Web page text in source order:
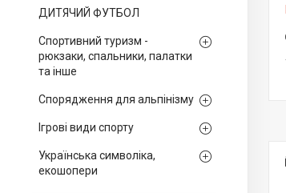
ДИТЯЧИЙ ФУТБОЛ
Спортивний туризм -
рюкзаки, спальники, палатки
та інше
Спорядження для альпінізму
Ігрові види спорту
Українська символіка,
екошопери